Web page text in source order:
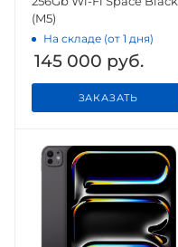
(M5)
На складе (от 1 дня)
145 000 руб.
ЗАКАЗАТЬ